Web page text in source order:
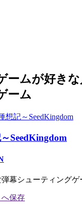
ームが好き
ーム
SeedKingdom
幕シューティングゲ